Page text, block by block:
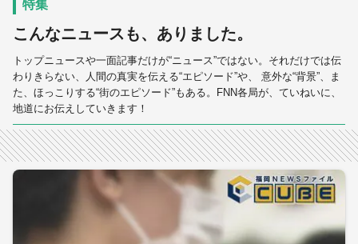
こんなニュースも、ありました。
トップニュースや一面記事だけが“ニュース”ではない。それだけでは伝
わりきらない、人間の真実を伝える“エピソード”や、 意外な“背景”、ま
た、ほっこりする“街のエピソード”もある。FNN各局が、ていねいに、
地道にお伝えしていきます！